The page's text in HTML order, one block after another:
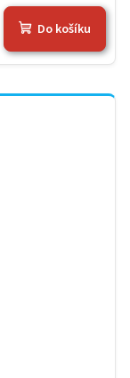
Do košíku